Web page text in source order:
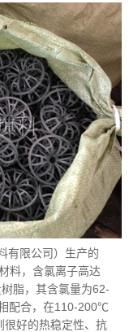
有限公司）生产的
料，含氯离子高达
脂，其含氯量为62-
配合，在110-200℃
很好的热稳定性、抗